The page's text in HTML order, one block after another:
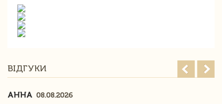
ВІДГУКИ
АННА 08.08.2026